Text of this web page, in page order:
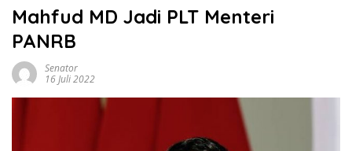
Mahfud MD Jadi PLT Menteri
PANRB
Senator
16 Juli 2022